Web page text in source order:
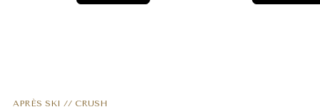
APRÈS SKI // CRUSH